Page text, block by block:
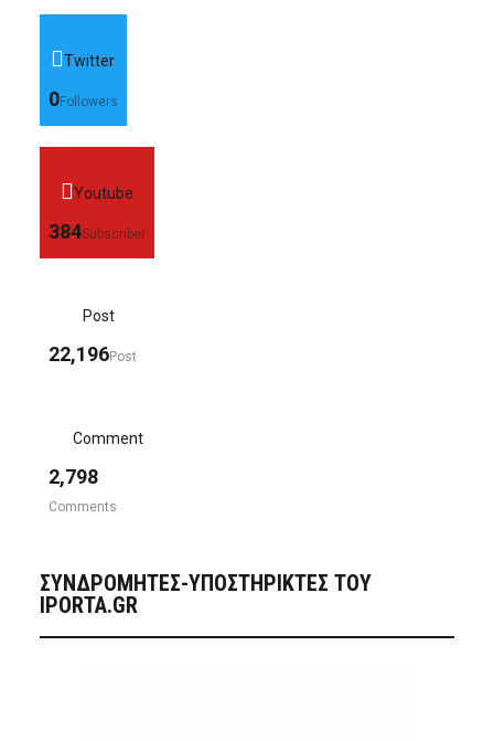
Twitter
0Followers
Youtube
384Subscriber
Post
22,196Post
Comment
2,798
Comments
ΣΥΝΔΡΟΜΗΤΈΣ-ΥΠΟΣΤΗΡΙΚΤΈΣ ΤΟΥ
IPORTA.GR